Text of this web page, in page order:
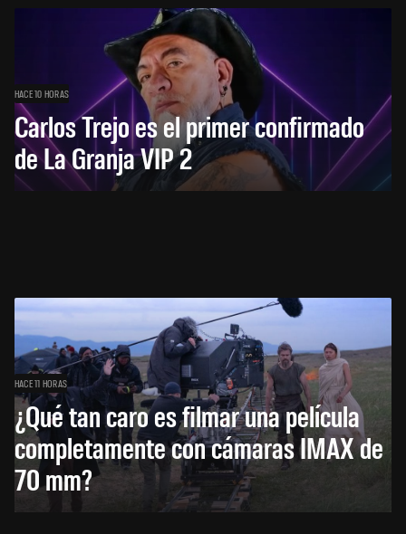
HACE 10 HORAS
Carlos Trejo es el primer confirmado
de La Granja VIP 2
HACE 11 HORAS
¿Qué tan caro es filmar una película
completamente con cámaras IMAX de
70 mm?